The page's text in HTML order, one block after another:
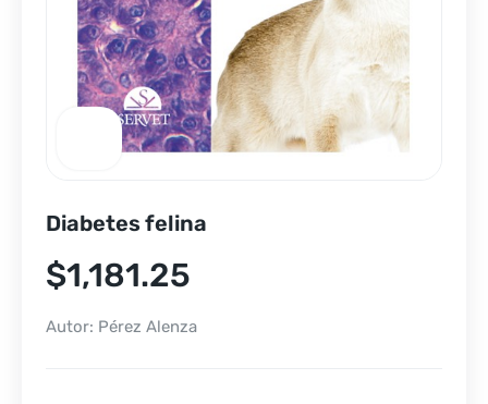
Diabetes felina
$1,181.25
Autor: Pérez Alenza